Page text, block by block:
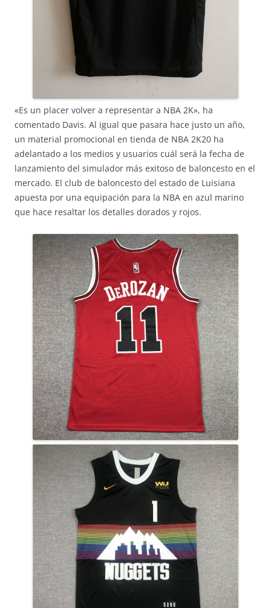
«Es un placer volver a representar a NBA 2K», ha
comentado Davis. Al igual que pasara hace justo un año,
un material promocional en tienda de NBA 2K20 ha
adelantado a los medios y usuarios cuál será la fecha de
lanzamiento del simulador más exitoso de baloncesto en el
mercado. El club de baloncesto del estado de Luisiana
apuesta por una equipación para la NBA en azul marino
que hace resaltar los detalles dorados y rojos.